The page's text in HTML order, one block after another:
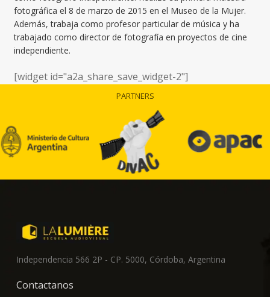
fotográfica el 8 de marzo de 2015 en el Museo de la Mujer.
Además, trabaja como profesor particular de música y ha
trabajado como director de fotografía en proyectos de cine
independiente.
[widget id="a2a_share_save_widget-2"]
PARTNERS
Independencia 566 2P - CP. 5000, Córdoba, Argentina
Contactanos